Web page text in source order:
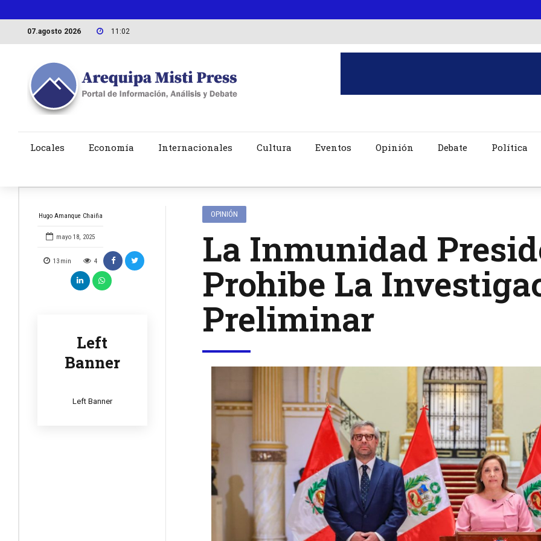
07.agosto 2026 11:02
Locales Economía Internacionales Cultura Eventos Opinión Debate Política
Hugo Amanque Chaiña
mayo 18, 2025
13 min 4
Left
Banner
Left Banner
OPINIÓN
La Inmunidad
Prohibe La
Preliminar